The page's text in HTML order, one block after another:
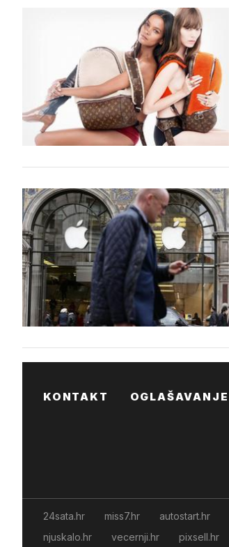
KONTAKT OGLAŠAVANJE
24sata.hr miss7.hr autostart.hr
njuskalo.hr
vecernji.hr pixsell.hr